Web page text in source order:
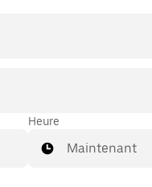
Heure
Maintenant